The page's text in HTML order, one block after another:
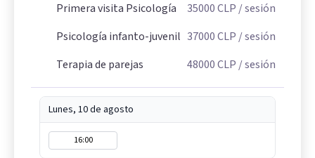
Primera visita Psicología
35000CLP / sesión
Psicología infanto-juvenil 37000CLP / sesión
Terapia de parejas
48000CLP / sesión
Lunes, 10 de agosto
16:00